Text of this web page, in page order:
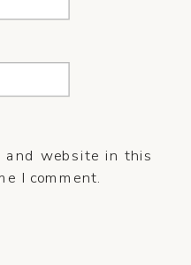
and website in this
I comment.